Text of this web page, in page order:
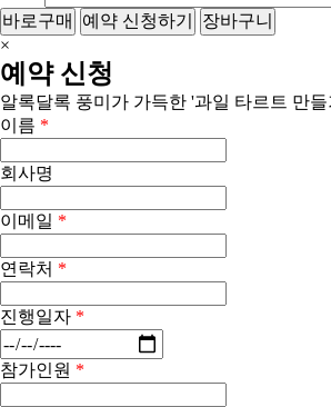
바로구매 예약 신청하기
장바구니
×
예약 신청
알록달록 풍미가 가득한 '과일 타르트 만
이름 *
회사명
이메일 *
연락처 *
진행일자 *
참가인원 *